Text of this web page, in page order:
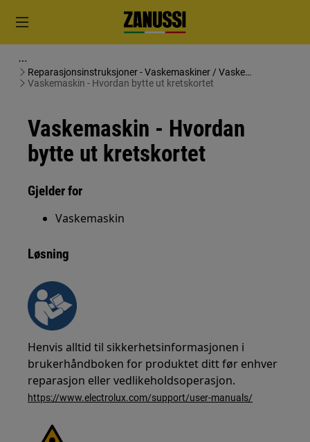
Reparasjonsinstruksjoner - Vaskemaskiner / Vaske
tørketromler
Vaskemaskin - Hvordan bytte ut kretskortet
Vaskemaskin - Hvordan
bytte ut kretskortet
Gjelder for
Vaskemaskin
Løsning
Henvis alltid til sikkerhetsinformasjonen i
brukerhåndboken for produktet ditt før enhver
reparasjon eller vedlikeholdsoperasjon.
https://www.electrolux.com/support/user-manuals/